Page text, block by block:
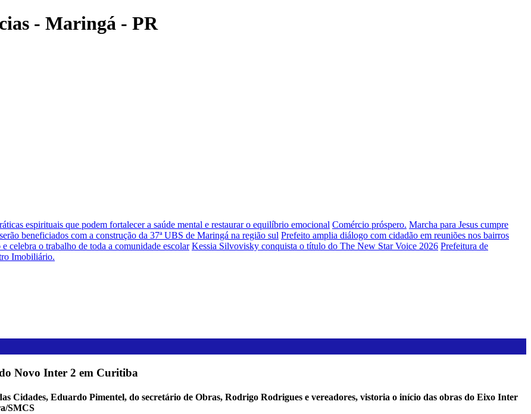
- Maringá - PR
espirituais que podem fortalecer a saúde mental e restaurar o equilíbrio emocional Comércio próspero. Marcha para Jesus cumpre
beneficiados com a construção da 37ª UBS de Maringá na região sul Prefeito amplia diálogo com cidadão em reuniões nos bairros
celebra o trabalho de toda a comunidade escolar Kessia Silvovisky conquista o título do The New Star Voice 2026 Prefeitura de
Imobiliário.
Novo Inter 2 em Curitiba
Cidades, Eduardo Pimentel, do secretário de Obras, Rodrigo Rodrigues e vereadores, vistoria o início das obras do Eixo Inter
SMCS